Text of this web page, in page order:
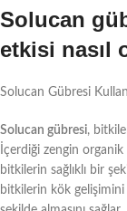
Solucan
etkisi nasıl
Solucan Gübresi
Solucan gübresi,
İçerdiği zengin
bitkilerin sağlıklı bir
bitkilerin kök